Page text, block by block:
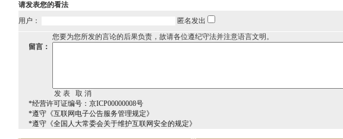
请发表您的看法
用户：
匿名发出
您要为您所发的言论的后果负责，故请各位遵纪守法并注意语言文明。
留言：
*经营许可证编号：京ICP00000008号
*遵守《互联网电子公告服务管理规定》
*遵守《全国人大常委会关于维护互联网安全的规定》